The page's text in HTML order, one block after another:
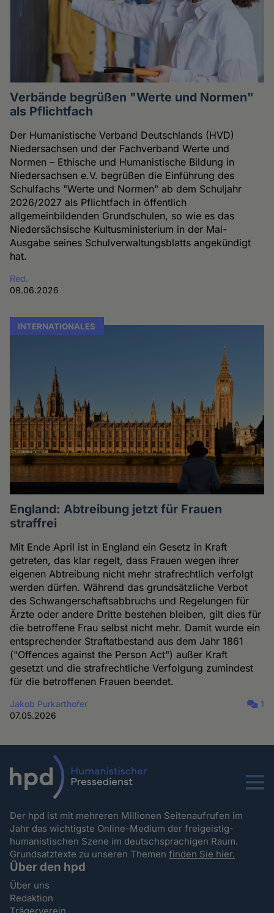
Verbände begrüßen "Werte und Normen"
als Pflichtfach
Der Humanistische Verband Deutschlands (HVD)
Niedersachsen und der Fachverband Werte und
Normen – Ethische und Humanistische Bildung in
Niedersachsen e.V. begrüßen die Einführung des
Schulfachs "Werte und Normen" ab dem Schuljahr
2026/2027 als Pflichtfach in öffentlich
allgemeinbildenden Grundschulen, so wie es das
Niedersächsische Kultusministerium in der Mai-
Ausgabe seines Schulverwaltungsblatts angekündigt
hat.
Red.
08.06.2026
INTERNATIONALES
England: Abtreibung jetzt für Frauen
straffrei
Mit Ende April ist in England ein Gesetz in Kraft
getreten, das klar regelt, dass Frauen wegen ihrer
eigenen Abtreibung nicht mehr strafrechtlich verfolgt
werden dürfen. Während das grundsätzliche Verbot
des Schwangerschaftsabbruchs und Regelungen für
Ärzte oder andere Dritte bestehen bleiben, gilt dies für
die betroffene Frau selbst nicht mehr. Damit wurde ein
entsprechender Straftatbestand aus dem Jahr 1861
("Offences against the Person Act") außer Kraft
gesetzt und die strafrechtliche Verfolgung zumindest
für die betroffenen Frauen beendet.
Jakob Purkarthofer
07.05.2026
1
Menu
Der hpd ist mit mehreren Millionen Seitenaufrufen im
Jahr das wichtigste Online-Medium der freigeistig-
humanistischen Szene im deutschsprachigen Raum.
Grundsatztexte zu unseren Themenfinden Sie hier.
Über den hpd
Über uns
Redaktion